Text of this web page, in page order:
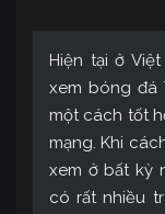
Hiện tại ở
xem bóng đá
một cách tốt
mạng. Khi
xem ở bất kỳ
có rất nhiều